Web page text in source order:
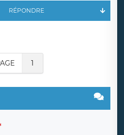
RÉPONDRE
1